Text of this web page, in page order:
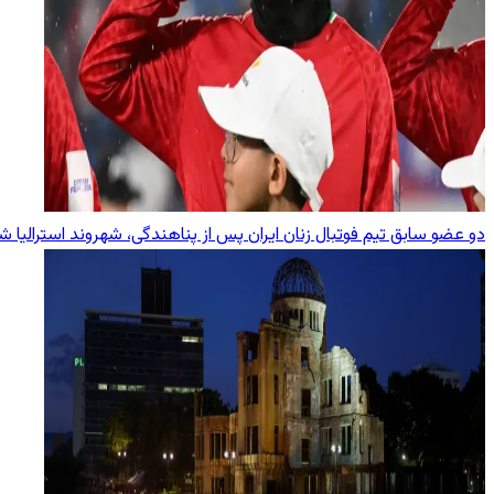
دو عضو سابق تیم فوتبال زنان ایران پس از پناهندگی، شهروند استرالیا